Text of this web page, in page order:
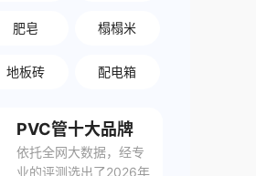
肥皂 榻榻米
地板砖 配电箱
PVC管十大品牌
依托全网大数据，经专
业的评测选出了2026年